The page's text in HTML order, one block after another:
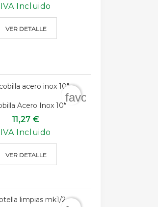
IVA Incluido
VER DETALLE
Acero Inox 10"
11,27 €
IVA Incluido
VER DETALLE
favorite_border